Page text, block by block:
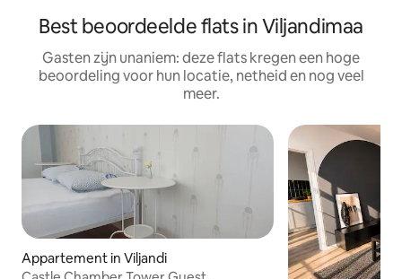
Best beoordeelde flats in Viljandimaa
Gasten zijn unaniem: deze flats kregen een hoge
beoordeling voor hun locatie, netheid en nog veel
meer.
Appartement in Viljandi